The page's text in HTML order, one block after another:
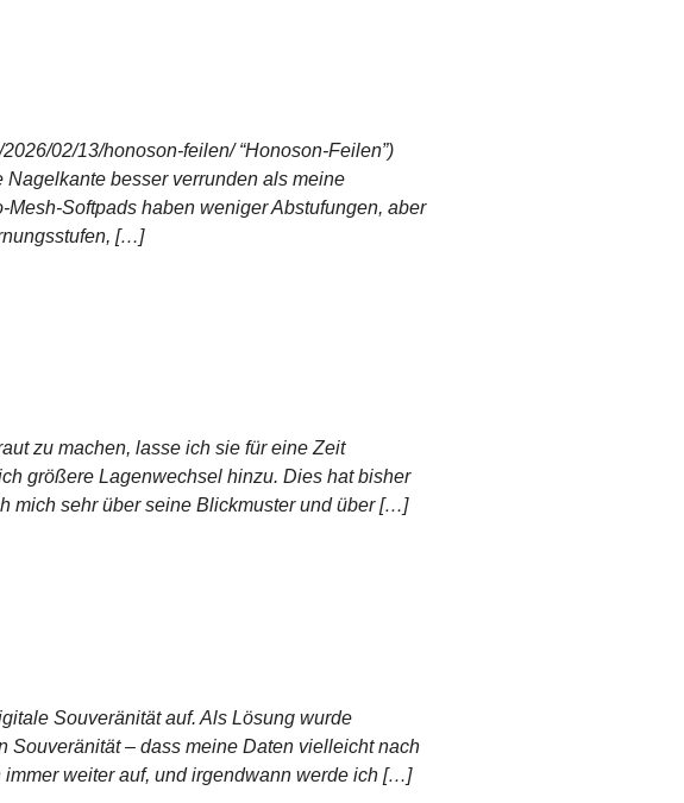
02/13/honoson-feilen/ “Honoson-Feilen”)
besser verrunden als meine
Softpads haben weniger Abstufungen, aber
[…]
zu machen, lasse ich sie für eine Zeit
größere Lagenwechsel hinzu. Dies hat bisher
mich sehr über seine Blickmuster und über […]
Souveränität auf. Als Lösung wurde
Souveränität – dass meine Daten vielleicht nach
weiter auf, und irgendwann werde ich […]